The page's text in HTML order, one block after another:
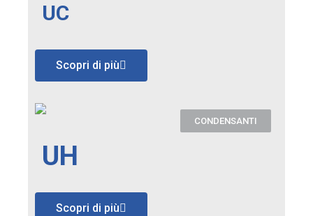
UC
Scopri di più
CONDENSANTI
UH
Scopri di più